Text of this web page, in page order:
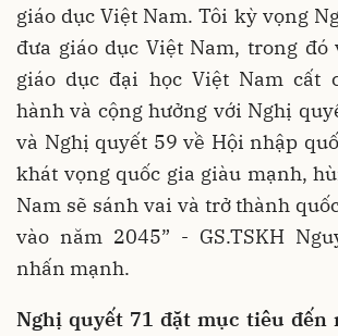
giáo dục Việt Nam. Tôi kỳ vọng
đưa giáo dục Việt Nam, trong đó
giáo dục đại học Việt Nam cất
hành và cộng hưởng với Nghị
và Nghị quyết 59 về Hội nhập
khát vọng quốc gia giàu mạnh,
Nam sẽ sánh vai và trở thành
vào năm 2045” - GS.TSKH
nhấn mạnh.
Nghị quyết 71 đặt mục tiêu đến